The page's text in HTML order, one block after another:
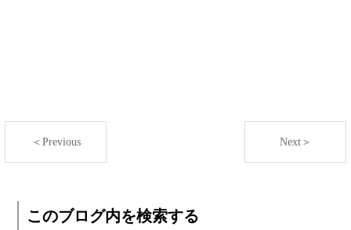
＜Previous Next＞
このブログ内を検索する